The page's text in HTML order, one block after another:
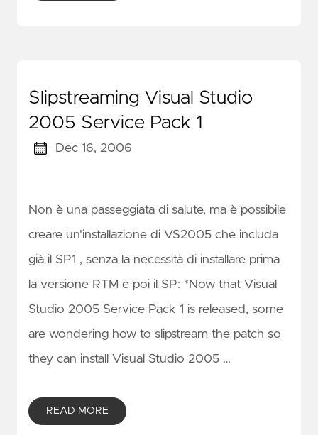
Slipstreaming Visual Studio
2005 Service Pack 1
Dec 16, 2006
Non è una passeggiata di salute, ma è possibile
creare un'installazione di VS2005 che includa
già il SP1 , senza la necessità di installare prima
la versione RTM e poi il SP: *Now that Visual
Studio 2005 Service Pack 1 is released, some
are wondering how to slipstream the patch so
they can install Visual Studio 2005 …
READ MORE